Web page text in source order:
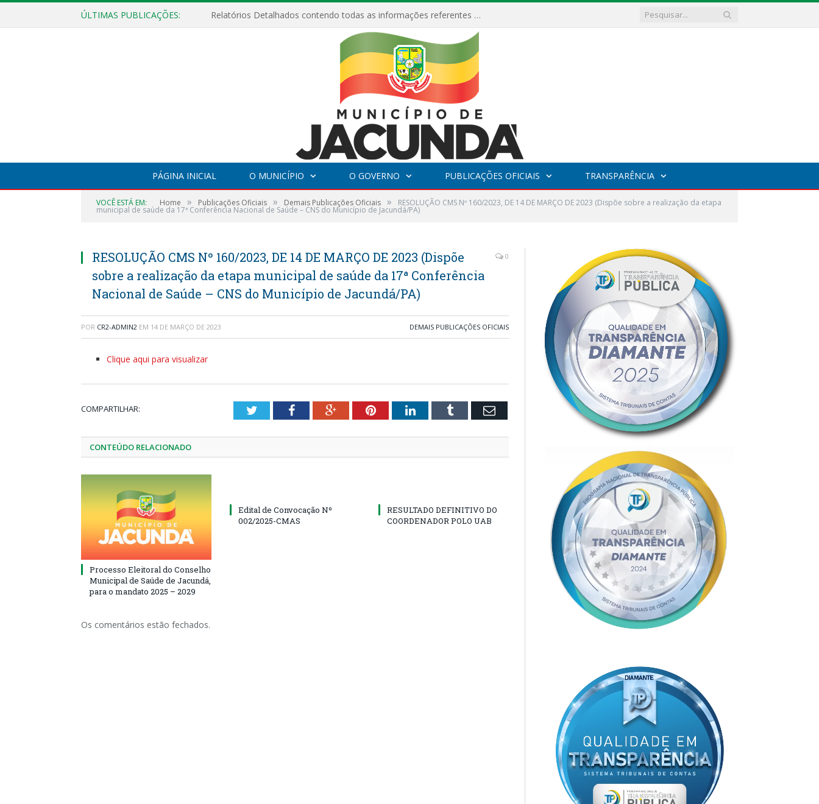
ÚLTIMAS PUBLICAÇÕES: Relatórios Detalhados contendo todas as informações referentes a execução de recursos destinados ao fomento de projetos culturais no Município de Jacundá entre os anos de 2022 ao presente ano de 2026.
PÁGINA INICIAL O MUNICÍPIO O GOVERNO PUBLICAÇÕES OFICIAIS TRANSPARÊNCIA
VOCÊ ESTÁ EM: Home » Publicações Oficiais » Demais Publicações Oficiais » RESOLUÇÃO CMS Nº 160/2023, DE 14 DE MARÇO DE 2023 (Dispõe sobre a realização da etapa
municipal de saúde da 17ª Conferência Nacional de Saúde – CNS do Município de Jacundá/PA)
RESOLUÇÃO CMS Nº 160/2023, DE 14 DE MARÇO DE 2023 (Dispõe
sobre a realização da etapa municipal de saúde da 17ª Conferência
Nacional de Saúde – CNS do Município de Jacundá/PA)
0
POR CR2-ADMIN2 EM 14 DE MARÇO DE 2023 DEMAIS PUBLICAÇÕES OFICIAIS
Clique aqui para visualizar
COMPARTILHAR: TwitterFacebookGoogle+PinterestLinkedInTumblr Email
CONTEÚDO RELACIONADO
Processo Eleitoral do Conselho
Municipal de Saúde de Jacundá,
para o mandato 2025 – 2029
Edital de Convocação Nº
002/2025-CMAS
RESULTADO DEFINITIVO DO
COORDENADOR POLO UAB
Os comentários estão fechados.